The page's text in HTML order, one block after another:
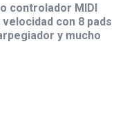
controlador MIDI
con 8 pads
y mucho